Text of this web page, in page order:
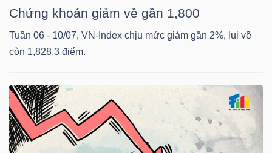
Chứng khoán giảm về gần 1,800
Tuần 06 - 10/07, VN-Index chịu mức giảm gần 2%, lui về
còn 1,828.3 điểm.
TRÁI
PHIẾU
CÔNG
CỤ
ĐẦU
TƯ